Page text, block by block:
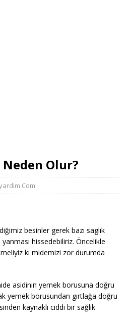
Neden Olur?
Com
besinler gerek bazı saglık
hissedebiliriz. Öncelikle
ki midemizi zor durumda
asidinin yemek borusuna doğru
yemek borusundan gırtlağa doğru
kaynaklı ciddi bir sağlık